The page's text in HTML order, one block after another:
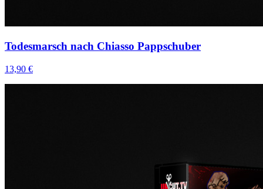
Todesmarsch nach Chiasso Pappschuber
13,90 €